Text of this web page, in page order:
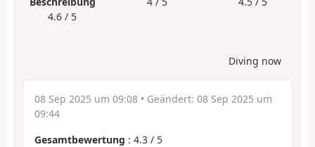
4.6 / 5
Diving now
08 Sep 2025 um 09:08 • Geändert: 08 Sep 2025 um
09:44
Gesamtbewertung : 4.3 / 5